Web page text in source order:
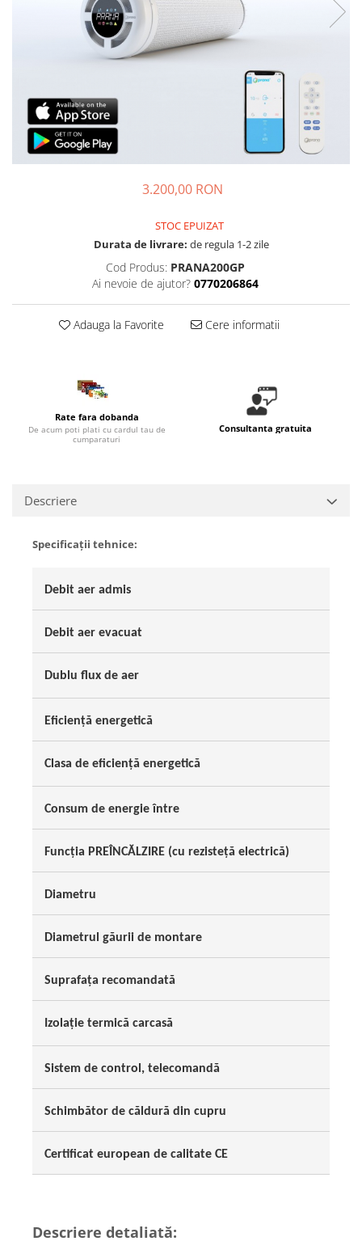
3.200,00 RON
STOC EPUIZAT
Durata de livrare: de regula 1-2 zile
Cod Produs: PRANA200GP
Ai nevoie de ajutor? 0770206864
Adauga la Favorite Cere informatii
Rate fara dobanda
De acum poti plati cu cardul tau de
cumparaturi
Consultanta gratuita
Descriere
Specificații tehnice:
Debit aer admis
Debit aer evacuat
Dublu flux de aer
Eficiență energetică
Clasa de eficiență energetică
Consum de energie între
Funcția PREÎNCĂLZIRE (cu rezisteță electrică)
Diametru
Diametrul găurii de montare
Suprafața recomandată
Izolație termică carcasă
Sistem de control, telecomandă
Schimbător de căldură din cupru
Certificat european de calitate CE
Descriere detaliată: